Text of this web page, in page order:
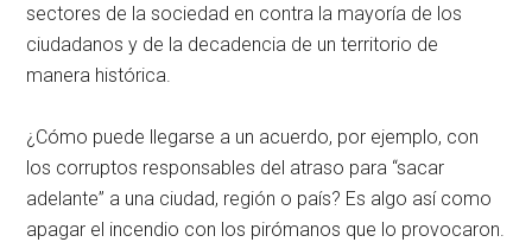
sectores de la sociedad en contra la mayoría de los
ciudadanos y de la decadencia de un territorio de
manera histórica.
¿Cómo puede llegarse a un acuerdo, por ejemplo, con
los corruptos responsables del atraso para “sacar
adelante” a una ciudad, región o país? Es algo así como
apagar el incendio con los pirómanos que lo provocaron.